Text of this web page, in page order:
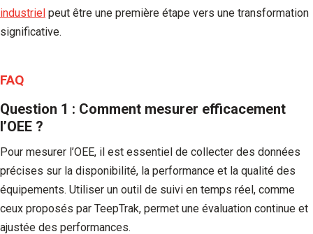
industriel peut être une première étape vers une transformation
significative.
FAQ
Question 1 : Comment mesurer efficacement
l’OEE ?
Pour mesurer l’OEE, il est essentiel de collecter des données
précises sur la disponibilité, la performance et la qualité des
équipements. Utiliser un outil de suivi en temps réel, comme
ceux proposés par TeepTrak, permet une évaluation continue et
ajustée des performances.